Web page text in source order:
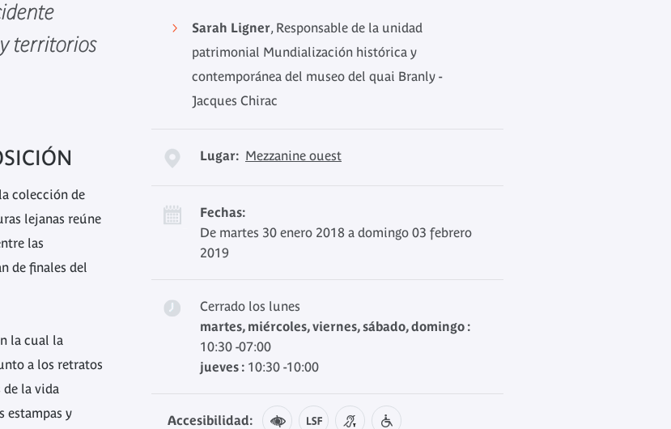
territorios
colección de
lejanas reúne
las
de finales del
la cual la
a los retratos
de la vida
estampas y
Sarah Ligner, Responsable de la unidad
patrimonial Mundialización histórica y
contemporánea del museo del quai Branly -
Jacques Chirac
Lugar: Mezzanine ouest
Fechas:
De martes 30 enero 2018 a domingo 03 febrero
2019
Cerrado los lunes
martes, miércoles, viernes, sábado, domingo :
10:30 -07:00
jueves : 10:30 -10:00
Accesibilidad: